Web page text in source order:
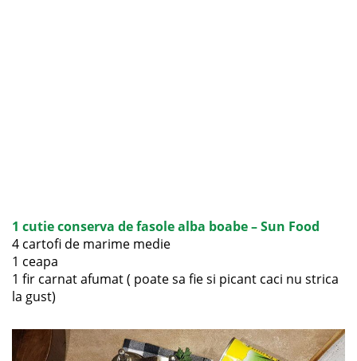
1 cutie conserva de fasole alba boabe – Sun Food
4 cartofi de marime medie
1 ceapa
1 fir carnat afumat ( poate sa fie si picant caci nu strica
la gust)